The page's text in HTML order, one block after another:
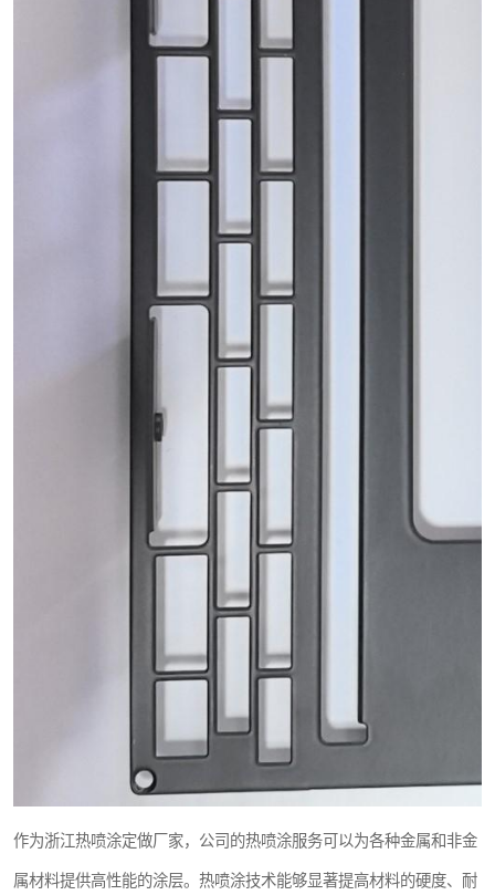
作为浙江热喷涂定做厂家，公司的热喷涂服务可以为各种金属和非金
属材料提供高性能的涂层。热喷涂技术能够显著提高材料的硬度、耐